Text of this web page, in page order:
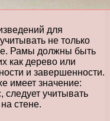
для
не только
Рамы должны быть
как дерево или
и завершенности.
имеет значение:
следует учитывать
стене.